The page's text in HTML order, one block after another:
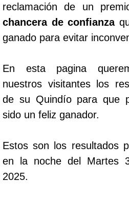
reclamación de un
chancera de confianza
ganado para evitar
En esta pagina
nuestros visitantes los
de su Quindío para que
sido un feliz ganador.
Estos son los resultados
en la noche del Martes
2025.